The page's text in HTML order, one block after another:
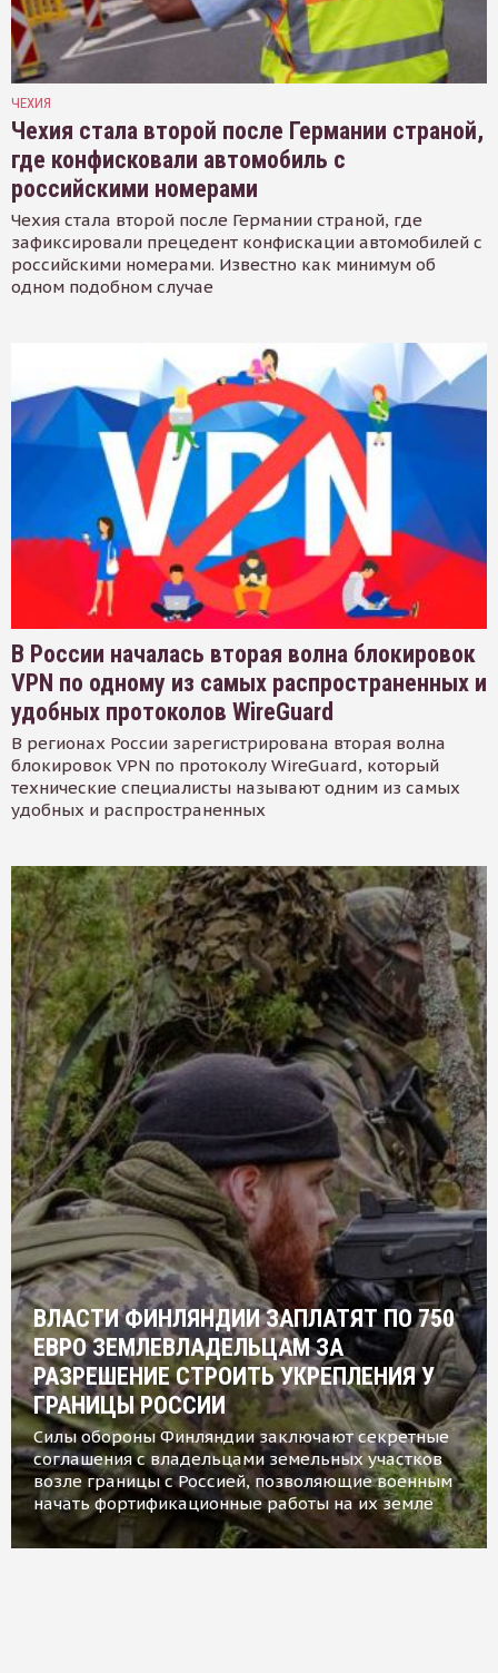
ЧЕХИЯ
Чехия стала второй после Германии страной,
где конфисковали автомобиль с
российскими номерами
Чехия стала второй после Германии страной, где
зафиксировали прецедент конфискации автомобилей с
российскими номерами. Известно как минимум об
одном подобном случае
В России началась вторая волна блокировок
VPN по одному из самых распространенных и
удобных протоколов WireGuard
В регионах России зарегистрирована вторая волна
блокировок VPN по протоколу WireGuard, который
технические специалисты называют одним из самых
удобных и распространенных
ВЛАСТИ ФИНЛЯНДИИ ЗАПЛАТЯТ ПО 750
ЕВРО ЗЕМЛЕВЛАДЕЛЬЦАМ ЗА
РАЗРЕШЕНИЕ СТРОИТЬ УКРЕПЛЕНИЯ У
ГРАНИЦЫ РОССИИ
Силы обороны Финляндии заключают секретные
соглашения с владельцами земельных участков
возле границы с Россией, позволяющие военным
начать фортификационные работы на их земле